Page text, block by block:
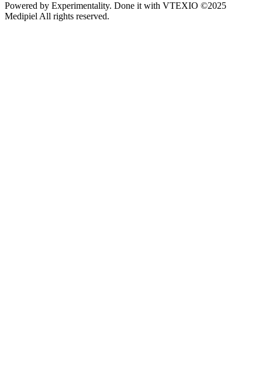
Powered by Experimentality. Done it with VTEXIO ©2025
Medipiel All rights reserved.